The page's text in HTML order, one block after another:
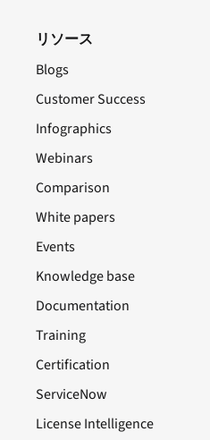
リソース
Blogs
Customer Success
Infographics
Webinars
Comparison
White papers
Events
Knowledge base
Documentation
Training
Certification
ServiceNow
License Intelligence